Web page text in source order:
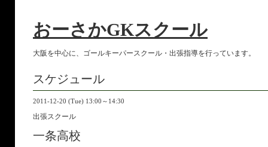
おーさかGKスクール
大阪を中心に、ゴールキーパースクール・出張指導を行っています。
スケジュール
2011-12-20 (Tue) 13:00～14:30
出張スクール
一条高校